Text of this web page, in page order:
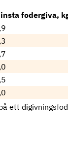
fodergiva,
ett